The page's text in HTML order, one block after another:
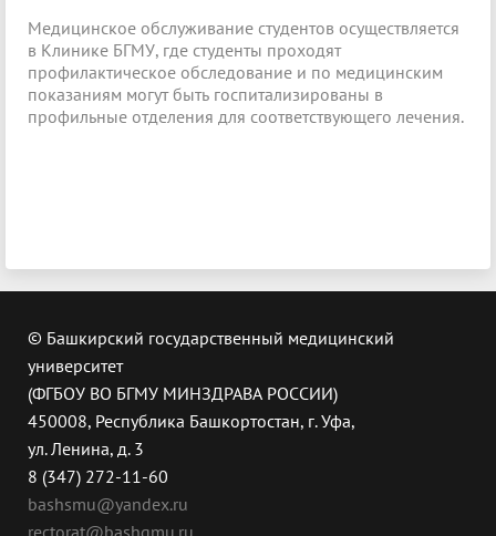
Медицинское обслуживание студентов осуществляется
в Клинике БГМУ, где студенты проходят
профилактическое обследование и по медицинским
показаниям могут быть госпитализированы в
профильные отделения для соответствующего лечения.
© Башкирский государственный медицинский
университет
(ФГБОУ ВО БГМУ МИНЗДРАВА РОССИИ)
450008, Республика Башкортостан, г. Уфа,
ул. Ленина, д. 3
8 (347) 272-11-60
bashsmu@yandex.ru
rectorat@bashgmu.ru